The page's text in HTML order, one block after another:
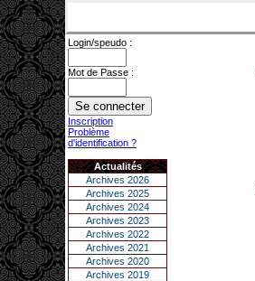
Login/speudo :
Mot de Passe :
Inscription
Problème
d'identification ?
Actualités
Archives 2026
Archives 2025
Archives 2024
Archives 2023
Archives 2022
Archives 2021
Archives 2020
Archives 2019